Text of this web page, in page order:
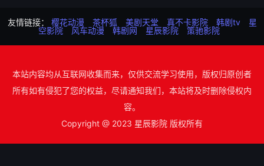
友情链接： 樱花动漫 茶杯狐 美剧天堂 真不卡影院 韩剧tv
星
空影院
风车动漫 韩剧网 星辰影院 策驰影院
本站内容均从互联网收集而来，仅供交流学习使用，版权归原创者
所有如有侵犯了您的权益，尽请通知我们，本站将及时删除侵权内
容。
Copyright @ 2023 星辰影院 版权所有